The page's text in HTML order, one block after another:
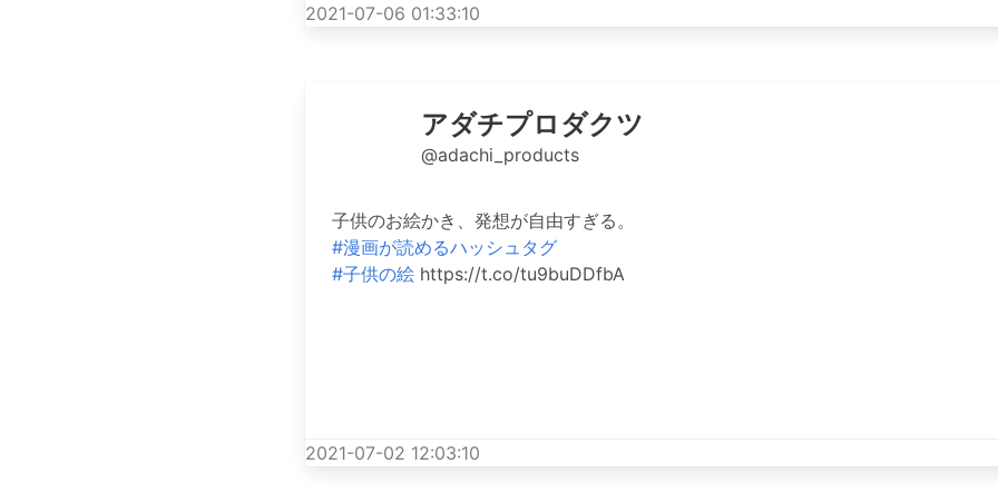
2021-07-06 01:33:10
アダチプロダクツ
@adachi_products
子供のお絵かき、発想が自由すぎる。
#漫画が読めるハッシュタグ
#子供の絵https://t.co/tu9buDDfbA
2021-07-02 12:03:10